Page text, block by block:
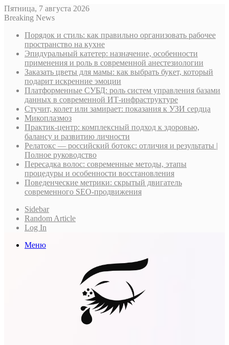
Пятница, 7 августа 2026
Breaking News
Порядок и стиль: как правильно организовать рабочее
пространство на кухне
Эпидуральный катетер: назначение, особенности
применения и роль в современной анестезиологии
Заказать цветы для мамы: как выбрать букет, который
подарит искренние эмоции
Платформенные СУБД: роль систем управления базами
данных в современной ИТ-инфраструктуре
Стучит, колет или замирает: показания к УЗИ сердца
Микоплазмоз
Практик-центр: комплексный подход к здоровью,
балансу и развитию личности
Релатокс — российский ботокс: отличия и результаты |
Полное руководство
Пересадка волос: современные методы, этапы
процедуры и особенности восстановления
Поведенческие метрики: скрытый двигатель
современного SEO-продвижения
Sidebar
Random Article
Log In
Меню